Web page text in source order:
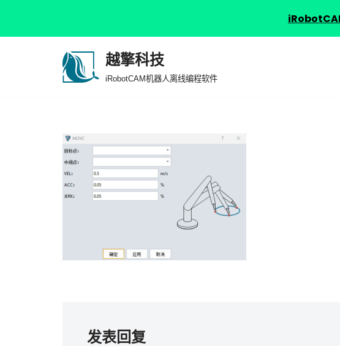
越擎科技
iRobotCAM机器人离线编程软件
发表回复